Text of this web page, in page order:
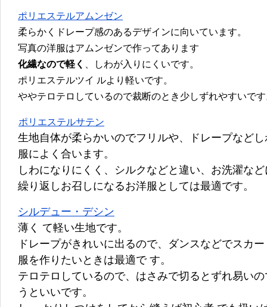
ポリエステルアムンゼン
柔らかくドレープ感のあるデザインに向いています。
写真の洋服はアムンゼンで作ってあります
化繊なので軽く 、しわが入りにくいです。
ポリエステルツイ ルより軽いです。
ややテロテロしているので裁断のとき少しずれやすいで
ポリエステルサテン
生地自体が柔らかいのでフリルや、ドレープなど
服によく合います。
しわになりにくく、シルクなどと違い、お洗濯な
繰り返しお召しになるお洋服としては最適です。
シルデュー・デシン
薄く て軽い生地です。
ドレープがきれいに出るので、ダンスなどでスカ
服を作りたいときは最適で す。
テロテロしているので、はさみで切るとずれ易い
うといいです。